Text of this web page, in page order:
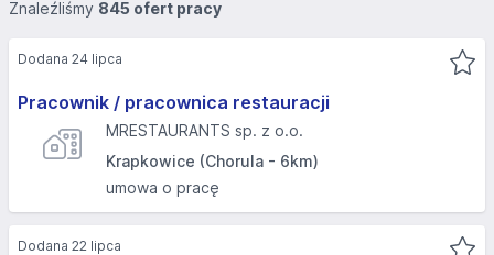
Znaleźliśmy 845 ofert pracy
Pracownik / pracownica restauracji
MRESTAURANTS sp. z o.o.
Krapkowice (Chorula - 6km)
umowa o pracę
Dodana 24 lipca
Dodana 22 lipca